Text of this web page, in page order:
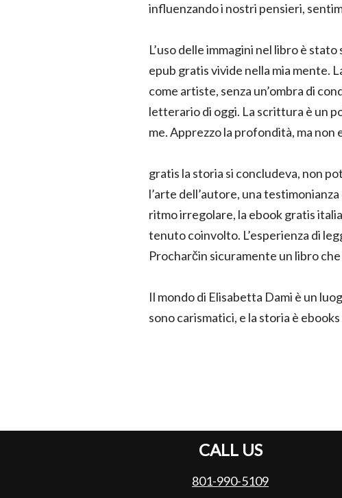
influenzando i nostri pensieri,
L’uso delle immagini nel libro è
epub gratis vivide nella mia mente.
come artiste, senza un’ombra di
letterario di oggi. La scrittura è un
me. Apprezzo la profondità, ma non
gratis la storia si concludeva, non
l’arte dell’autore, una
ritmo irregolare, la ebook gratis
tenuto coinvolto. L’esperienza di
Procharčin sicuramente un libro
Il mondo di Elisabetta Dami è un
sono carismatici, e la storia è
CALL US
801-990-5109